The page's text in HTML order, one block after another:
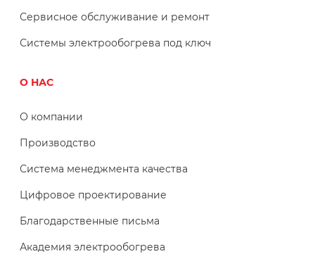
Сервисное обслуживание и ремонт
Системы электрообогрева под ключ
О НАС
О компании
Производство
Система менеджмента качества
Цифровое проектирование
Благодарственные письма
Академия электрообогрева